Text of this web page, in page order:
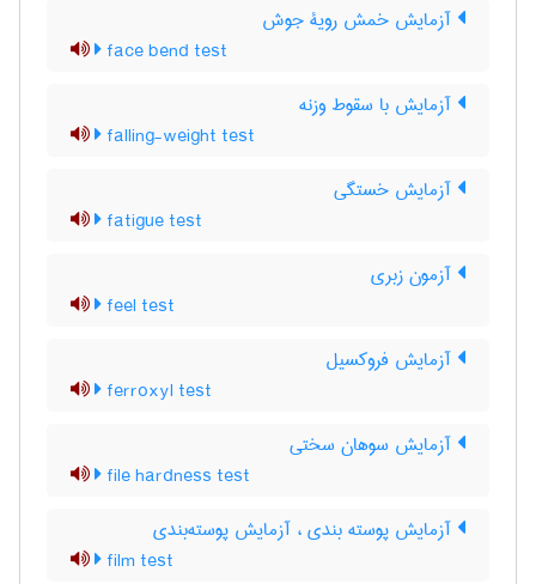
آزمایش خمش رویۀ جوش
face bend test
آزمایش با سقوط وزنه
falling-weight test
آزمایش خستگی
fatigue test
آزمون زبری
feel test
آزمایش فروکسیل
ferroxyl test
آزمایش سوهان سختی
file hardness test
آزمایش پوسته بندی ، آزمایش پوسته‌بندی
film test